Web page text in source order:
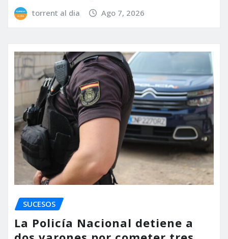
torrent al dia Ago 7, 2026
SUCESOS
La Policía Nacional detiene a